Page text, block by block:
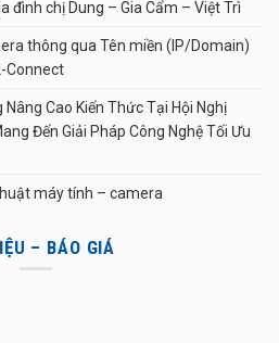
đình chị Dung – Gia Cẩm – Việt Trì
thông qua Tên miền (IP/Domain)
Connect
Cao Kiến Thức Tại Hội Nghị
Đến Giải Pháp Công Nghệ Tối Ưu
máy tính – camera
– BÁO GIÁ